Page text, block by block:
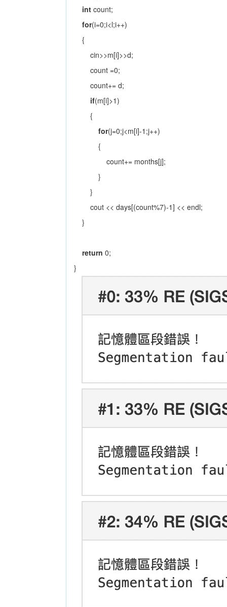
int count;
for(i=0;i<l;i++)
{
cin>>m[i]>>d;
count =0;
count+= d;
if(m[i]>1)
{
for(j=0;j<m[i]-1;j++)
{
count+= months[j];
}
}
cout << days[(count%7)-1] << endl;
}
return 0;
}